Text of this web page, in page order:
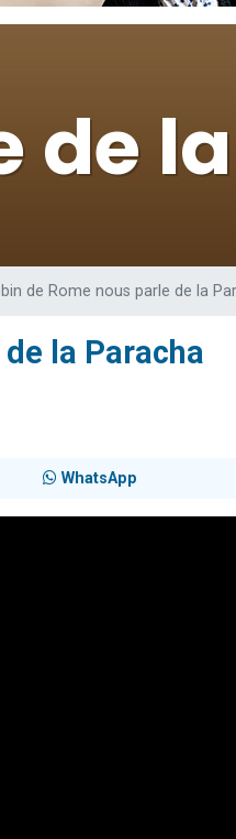
bénédiction
Music
WhatsApp
de Rome nous parle de la
la Paracha
WhatsApp